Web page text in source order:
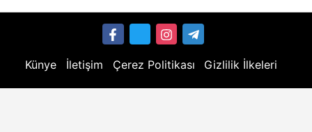
Künye İletişim Çerez Politikası Gizlilik İlkeleri